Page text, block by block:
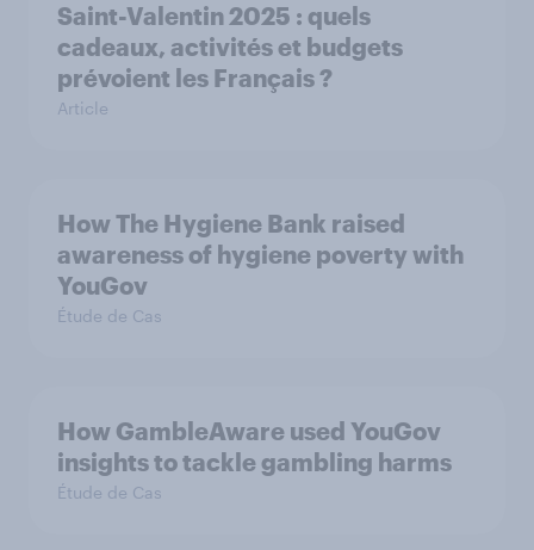
Saint-Valentin 2025 : quels
cadeaux, activités et budgets
prévoient les Français ?
Article
How The Hygiene Bank raised
awareness of hygiene poverty with
YouGov
Étude de Cas
How GambleAware used YouGov
insights to tackle gambling harms
Étude de Cas